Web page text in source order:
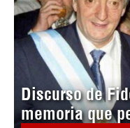
Discurso de
memoria que